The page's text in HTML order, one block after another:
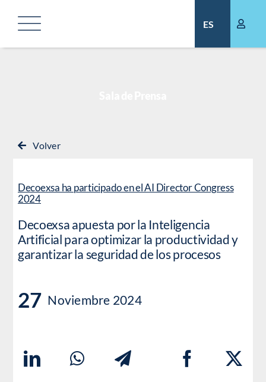
ES
Volver
Decoexsa ha participado en el AI Director Congress
2024
Decoexsa apuesta por la Inteligencia
Artificial para optimizar la productividad y
garantizar la seguridad de los procesos
27 Noviembre 2024